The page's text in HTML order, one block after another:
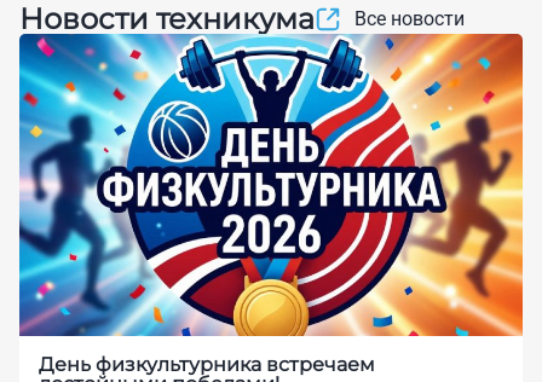
Новости техникума Все новости
День физкультурника встречаем